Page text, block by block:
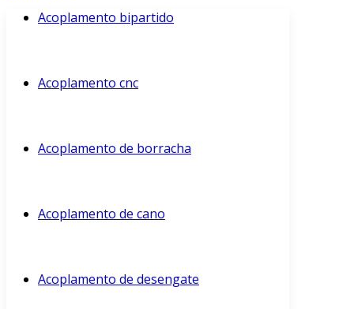
Acoplamento bipartido
Acoplamento cnc
Acoplamento de borracha
Acoplamento de cano
Acoplamento de desengate